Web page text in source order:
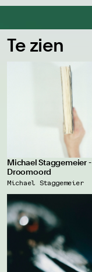
Te zien
Michael Staggemeier -
Droomoord
Michael Staggemeier